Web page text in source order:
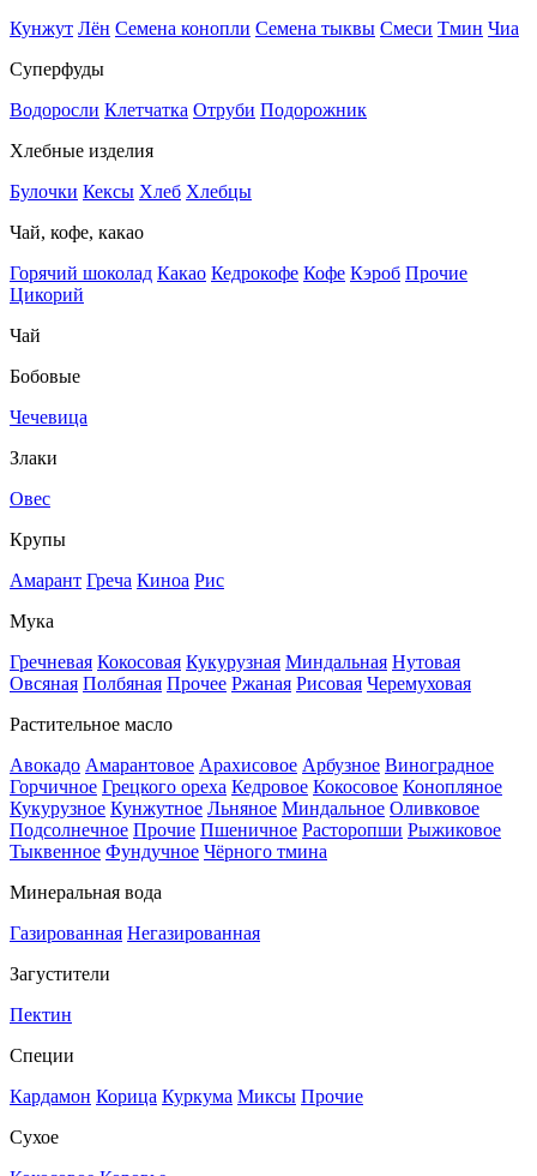
Кунжут Лён Семена конопли Семена тыквы Смеси Тмин Чиа
Суперфуды
Водоросли Клетчатка Отруби Подорожник
Хлебные изделия
Булочки Кексы Хлеб Хлебцы
Чай, кофе, какао
Горячий шоколад Какао Кедрокофе Кофе Кэроб Прочие
Цикорий
Чай
Бобовые
Чечевица
Злаки
Овес
Крупы
Амарант Греча Киноа Рис
Мука
Гречневая Кокосовая Кукурузная Миндальная Нутовая
Овсяная Полбяная Прочее Ржаная Рисовая Черемуховая
Растительное масло
Авокадо Амарантовое Арахисовое Арбузное Виноградное
Горчичное Грецкого ореха Кедровое Кокосовое Конопляное
Кукурузное Кунжутное Льняное Миндальное Оливковое
Подсолнечное Прочие Пшеничное Расторопши Рыжиковое
Тыквенное Фундучное Чёрного тмина
Минеральная вода
Газированная Негазированная
Загустители
Пектин
Специи
Кардамон Корица Куркума Миксы Прочие
Сухое